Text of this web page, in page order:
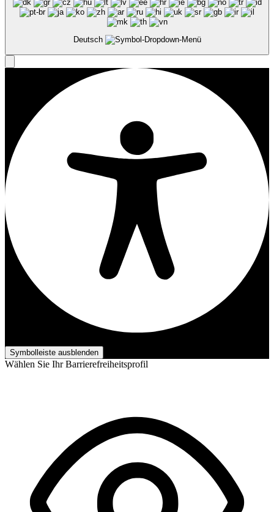
Deutsch
Symbolleiste ausblenden
Wählen Sie Ihr Barrierefreiheitsprofil